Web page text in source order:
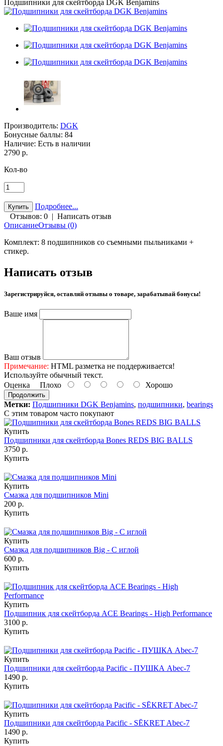
Подшипники для скейтборда DGK Benjamins
Производитель: DGK
Бонусные баллы: 84
Наличие: Есть в наличии
2790 р.
Кол-во
Подробнее...
Отзывов: 0 | Написать отзыв
ОписаниеОтзывы (0)
Комплект: 8 подшипников со съемными пыльниками +
стикер.
Написать отзыв
Зарегистрируйся, оставляй отзывы о товаре, зарабатывай бонусы!
Ваше имя
Ваш отзыв
Примечание: HTML разметка не поддерживается!
Используйте обычный текст.
Оценка Плохо Хорошо
Продолжить
Метки: Подшипники DGK Benjamins, подшипники, bearings
С этим товаром часто покупают
Купить
Подшипники для скейтборда Bones REDS BIG BALLS
3750 р.
Купить
Купить
Смазка для подшипников Mini
200 р.
Купить
Купить
Смазка для подшипников Big - С иглой
600 р.
Купить
Купить
Подшипник для скейтборда ACE Bearings - High Performance
3100 р.
Купить
Купить
Подшипники для скейтборда Pacific - ПУШКА Abec-7
1490 р.
Купить
Купить
Подшипники для скейтборда Pacific - SĒKRET Abec-7
1490 р.
Купить